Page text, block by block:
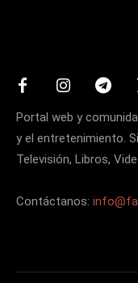
Portal web y
y el entretenimiento.
Televisión, Libros,
Contáctanos: